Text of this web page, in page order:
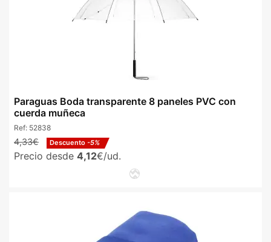
Paraguas Boda transparente 8 paneles PVC con
cuerda muñeca
Ref: 52838
4,33€ Descuento -5%
Precio desde 4,12€/ud.